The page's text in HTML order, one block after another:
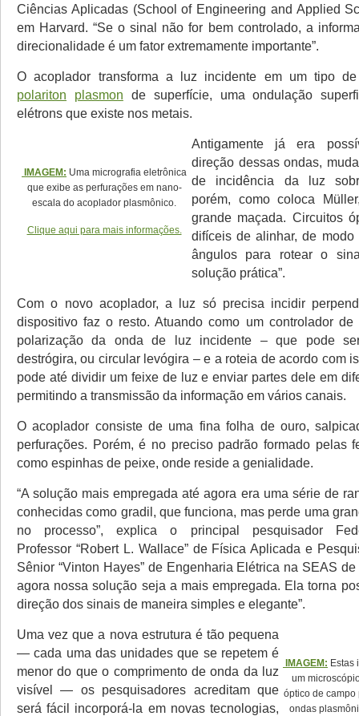
Ciências Aplicadas (School of Engineering and Applied
em Harvard. “Se o sinal não for bem controlado, a
direcionalidade é um fator extremamente importante”.
O acoplador transforma a luz incidente em um tipo
polariton
plasmon de superfície, uma ondulação
elétrons que existe nos metais.
IMAGEM: Uma micrografia eletrônica
que exibe as perfurações em nano-
escala do acoplador plasmônico.
Clique aqui para mais informações.
Antigamente já era
direção dessas ondas,
de incidência da luz
porém, como coloca
grande maçada. Circuitos
difíceis de alinhar, de modo
ângulos para rotear o
solução prática”.
Com o novo acoplador, a luz só precisa incidir
dispositivo faz o resto. Atuando como um controlador
polarização da onda de luz incidente – que pode
destrógira, ou circular levógira – e a roteia de acordo com
pode até dividir um feixe de luz e enviar partes dele em
permitindo a transmissão da informação em vários canais.
O acoplador consiste de uma fina folha de ouro,
perfurações. Porém, é no preciso padrão formado pelas
como espinhas de peixe, onde reside a genialidade.
“A solução mais empregada até agora era uma série de
conhecidas como gradil, que funciona, mas perde uma
no processo”, explica o principal pesquisador
Professor “Robert L. Wallace” de Física Aplicada e
Sênior “Vinton Hayes” de Engenharia Elétrica na SEAS de
agora nossa solução seja a mais empregada. Ela torna
direção dos sinais de maneira simples e elegante”.
IMAGEM: Estas
um
óptico de campo
ondas
Uma vez que a nova estrutura é tão pequena
— cada uma das unidades que se repetem é
menor do que o comprimento de onda da luz
visível — os pesquisadores acreditam que
será fácil incorporá-la em novas tecnologias,